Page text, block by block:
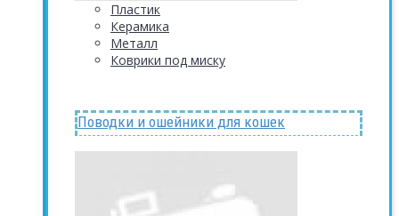
Пластик
Керамика
Металл
Коврики под миску
Поводки и ошейники для кошек